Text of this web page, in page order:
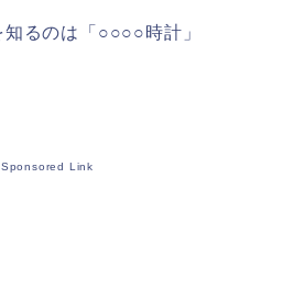
るのは「○○○○時計」
Sponsored Link